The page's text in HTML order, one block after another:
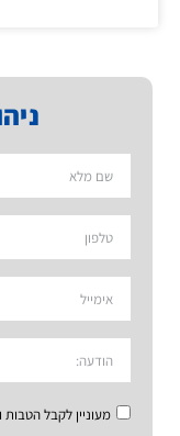
מעוניין לקבל